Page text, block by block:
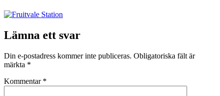
Lämna ett svar
Din e-postadress kommer inte publiceras. Obligatoriska fält är
märkta *
Kommentar *